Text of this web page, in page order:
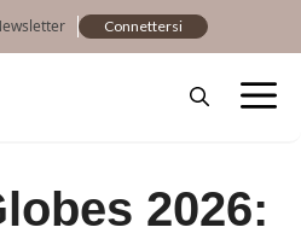
Connettersi
2026: